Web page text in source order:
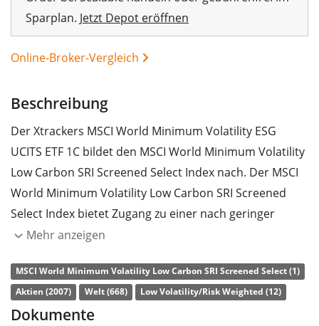
Sparplan. Jetzt Depot eröffnen
Online-Broker-Vergleich
Beschreibung
Der Xtrackers MSCI World Minimum Volatility ESG
UCITS ETF 1C bildet den MSCI World Minimum Volatility
Low Carbon SRI Screened Select Index nach. Der MSCI
World Minimum Volatility Low Carbon SRI Screened
Select Index bietet Zugang zu einer nach geringer
Volatilität und ESG-Kriterien (Umwelt, Soziales und
Unternehmen aus Industrieländern weltweit.
Ausgangsindex ist der MSCI World Index.
Mehr anzeigen
MSCI World Minimum Volatility Low Carbon SRI Screened Select (1)
Aktien (2007)
Welt (668) Low Volatility/Risk Weighted (12)
Dokumente